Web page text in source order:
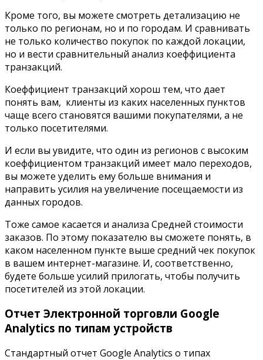
Кроме того, вы можете смотреть детализацию не
только по регионам, но и по городам. И сравнивать
не только количество покупок по каждой локации,
но и вести сравнительный анализ коеффициента
транзакций.
Коеффициент транзакций хорош тем, что дает
понять вам, клиенты из каких населенных пунктов
чаще всего становятся вашими покупателями, а не
только посетителями.
И если вы увидите, что один из регионов с высоким
коеффициентом транзакций имеет мало переходов,
вы можете уделить ему больше внимания и
направить усилия на увеличение посещаемости из
данных городов.
Тоже самое касается и анализа Средней стоимости
заказов. По этому показателю вы сможете понять, в
каком населенном пункте выше средний чек покупок
в вашем интернет-магазине. И, соответственно,
будете больше усилий прилогать, чтобы получить
посетителей из этой локации.
Отчет Электронной торговли Google
Analytics по типам устройств
Стандартный отчет Google Analytics о типах